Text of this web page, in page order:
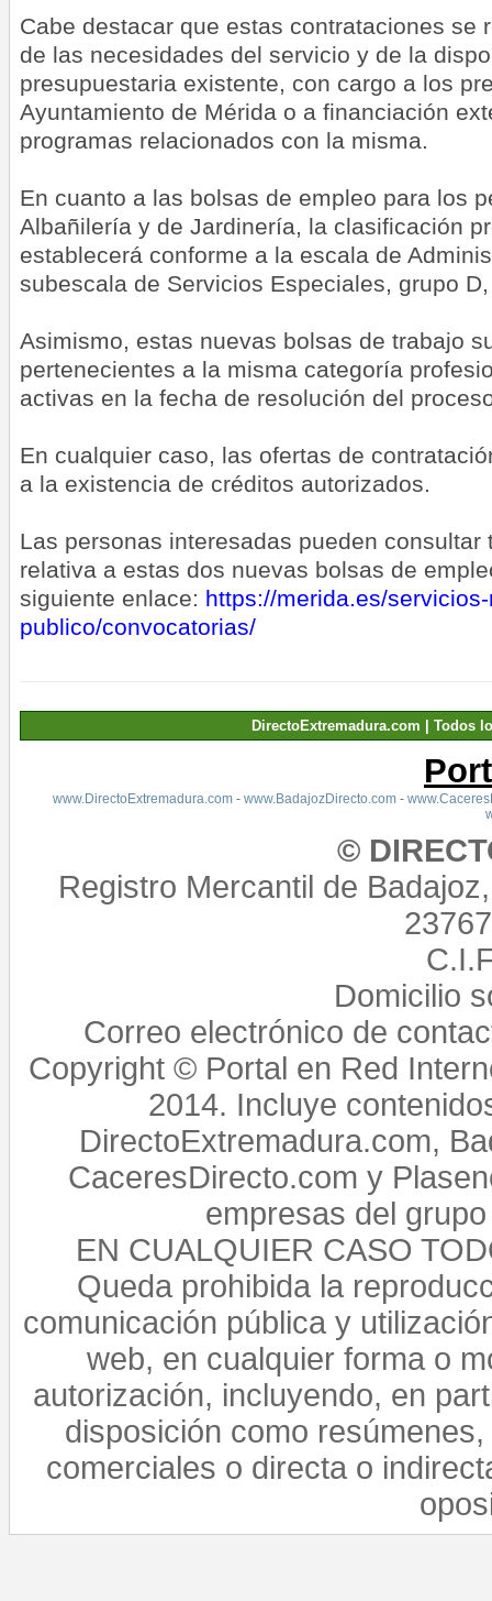
Cabe destacar que estas contrataciones se
de las necesidades del servicio y de la
presupuestaria existente, con cargo a los
Ayuntamiento de Mérida o a financiación
programas relacionados con la misma.
En cuanto a las bolsas de empleo para los
Albañilería y de Jardinería, la clasificación
establecerá conforme a la escala de
subescala de Servicios Especiales, grupo
Asimismo, estas nuevas bolsas de trabajo
pertenecientes a la misma categoría
activas en la fecha de resolución del
En cualquier caso, las ofertas de
a la existencia de créditos autorizados.
Las personas interesadas pueden consultar
relativa a estas dos nuevas bolsas de
siguiente enlace: https://merida.es/
publico/convocatorias/
DirectoExtremadura.com | Todos
www.DirectoExtremadura.com- www.BadajozDirecto.com-
©
Registro Mercantil de
Domicilio
Correo electrónico de
Copyright © Portal en Red
2014. Incluye
DirectoExtremadura.com,
CaceresDirecto.com y
empresas del
EN CUALQUIER CASO
Queda prohibida la
comunicación pública y
web, en cualquier forma o
autorización, incluyendo, en
disposición como
comerciales o directa o